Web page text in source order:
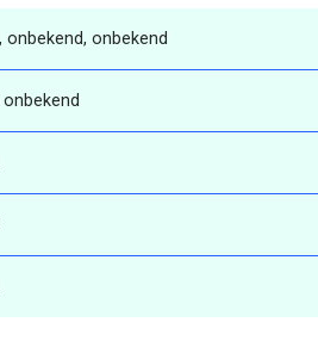
onbekend, onbekend